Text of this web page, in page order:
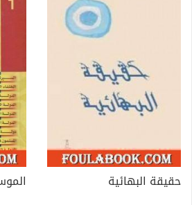
حقيقة البهائية